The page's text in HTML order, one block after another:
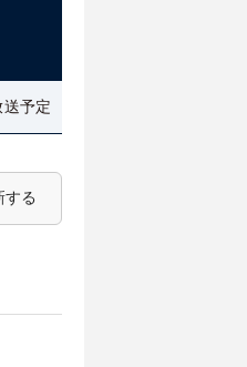
予定
する